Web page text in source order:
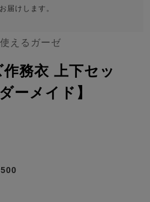
ャマ一覧はこちら
開
ガールズかぶ
り
ボーイズ長袖
届けします。
えるガーゼ
務衣 上下セッ
ーメイド】